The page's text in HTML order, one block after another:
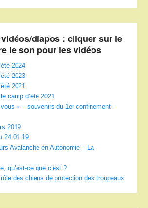
diapos : cliquer sur le
le son pour les vidéos
2024
2023
2021
camp d’été 2021
» – souvenirs du 1er confinement –
2019
24.01.19
Avalanche en Autonomie – La
qu’est-ce que c’est ?
des chiens de protection des troupeaux